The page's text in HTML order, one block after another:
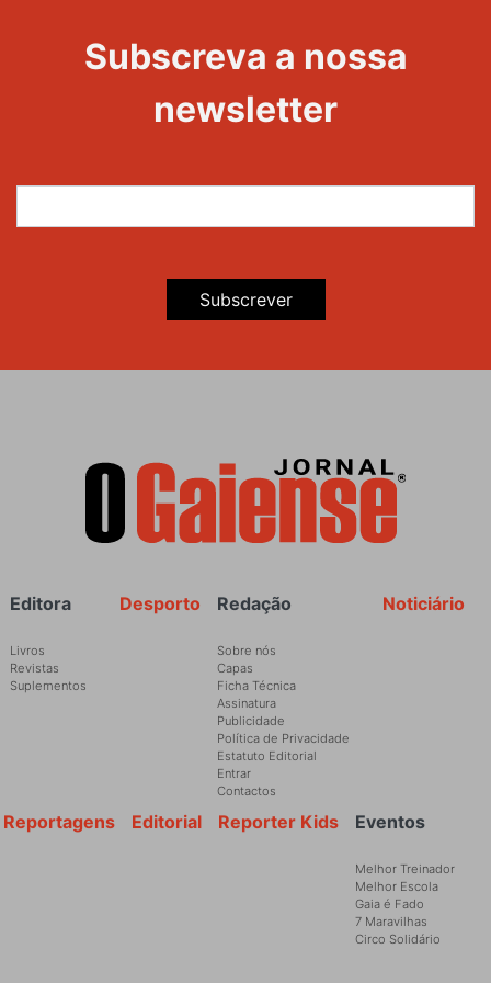
Evento
Subscreva a nossa
newsletter
Subscrever
Rodapé Noticiário
Redação
Sobre nós
Capas
Ficha Técnica
Assinatura
Publicidade
Política de Privacidade
Estatuto Editorial
Entrar
Contactos
Desporto
Editora
Livros
Revistas
Suplementos
Eventos
Melhor Treinador
Melhor Escola
Gaia é Fado
7 Maravilhas
Circo Solidário
Reporter Kids
Editorial
Reportagens